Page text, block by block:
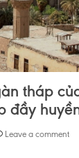
tháp
đầy
Leave a comment